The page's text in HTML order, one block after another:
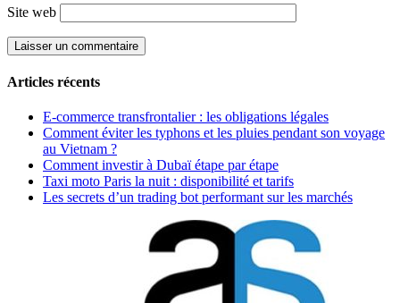
Site web
Articles récents
E-commerce transfrontalier : les obligations légales
Comment éviter les typhons et les pluies pendant son voyage
au Vietnam ?
Comment investir à Dubaï étape par étape
Taxi moto Paris la nuit : disponibilité et tarifs
Les secrets d’un trading bot performant sur les marchés